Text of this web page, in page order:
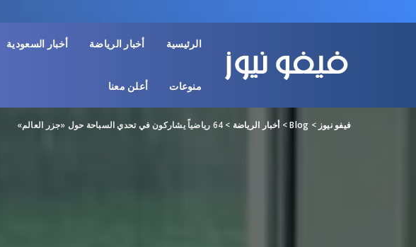
الرئيسية أخبار الرياضة أخبار السعودية
منوعات أعلن معنا
فيفو نيوز >
Blog
> أخبار الرياضة > 64 رياضياً يشاركون في تحدي السباحة حول «جزر العالم»